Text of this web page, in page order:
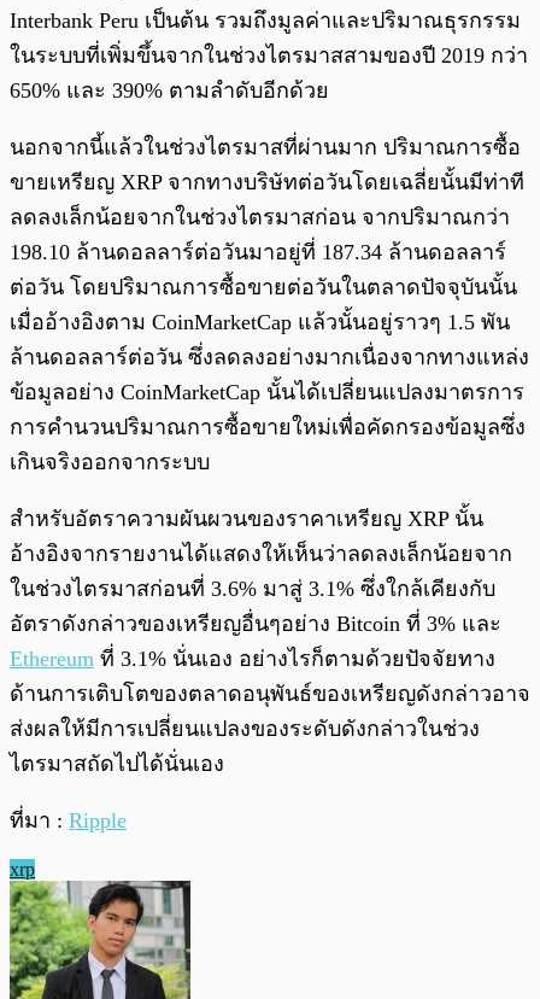
Interbank Peru เป็นต้น รวมถึงมูลค่าและปริมาณธุรกรรม
ในระบบที่เพิ่มขึ้นจากในช่วงไตรมาสสามของปี 2019 กว่า
650% และ 390% ตามลำดับอีกด้วย
นอกจากนี้แล้วในช่วงไตรมาสที่ผ่านมาก ปริมาณการซื้อ
ขายเหรียญ XRP จากทางบริษัทต่อวันโดยเฉลี่ยนั้นมีท่าที
ลดลงเล็กน้อยจากในช่วงไตรมาสก่อน จากปริมาณกว่า
198.10 ล้านดอลลาร์ต่อวันมาอยู่ที่ 187.34 ล้านดอลลาร์
ต่อวัน โดยปริมาณการซื้อขายต่อวันในตลาดปัจจุบันนั้น
เมื่ออ้างอิงตาม CoinMarketCap แล้วนั้นอยู่ราวๆ 1.5 พัน
ล้านดอลลาร์ต่อวัน ซึ่งลดลงอย่างมากเนื่องจากทางแหล่ง
ข้อมูลอย่าง CoinMarketCap นั้นได้เปลี่ยนแปลงมาตรการ
การคำนวนปริมาณการซื้อขายใหม่เพื่อคัดกรองข้อมูลซึ่ง
เกินจริงออกจากระบบ
สำหรับอัตราความผันผวนของราคาเหรียญ XRP นั้น
อ้างอิงจากรายงานได้แสดงให้เห็นว่าลดลงเล็กน้อยจาก
ในช่วงไตรมาสก่อนที่ 3.6% มาสู่ 3.1% ซึ่งใกล้เคียงกับ
อัตราดังกล่าวของเหรียญอื่นๆอย่าง Bitcoin ที่ 3% และ
Ethereum ที่ 3.1% นั่นเอง อย่างไรก็ตามด้วยปัจจัยทาง
ด้านการเติบโตของตลาดอนุพันธ์ของเหรียญดังกล่าวอาจ
ส่งผลให้มีการเปลี่ยนแปลงของระดับดังกล่าวในช่วง
ไตรมาสถัดไปได้นั่นเอง
ที่มา : Ripple
xrp